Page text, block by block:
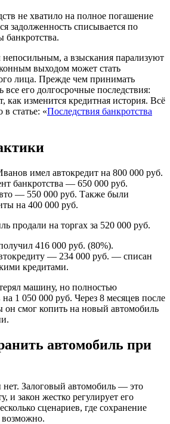
не хватило на полное погашение
задолженность списывается по
банкротства.
непосильным, а взыскания парализуют
выходом может стать
лица. Прежде чем принимать
его долгосрочные последствия:
как изменится кредитная история. Всё
в статье: «Последствия банкротства
имел автокредит на 800 000 руб.
банкротства — 650 000 руб.
— 550 000 руб. Также были
на 400 000 руб.
продали на торгах за 520 000 руб.
416 000 руб. (80%).
— 234 000 руб. — списан
кредитами.
машину, но полностью
1 050 000 руб. Через 8 месяцев после
он смог копить на новый автомобиль
автомобиль при
нет. Залоговый автомобиль — это
и закон жестко регулирует его
сценариев, где сохранение